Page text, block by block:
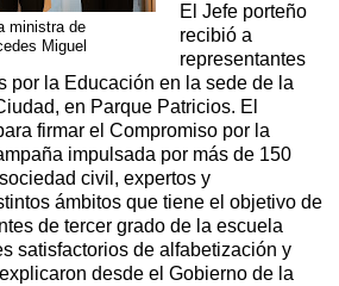
ministra de
Miguel
El Jefe porteño
recibió a
representantes
por la Educación en la sede de la
en Parque Patricios. El
firmar el Compromiso por la
impulsada por más de 150
civil, expertos y
ámbitos que tiene el objetivo de
de tercer grado de la escuela
satisfactorios de alfabetización y
desde el Gobierno de la